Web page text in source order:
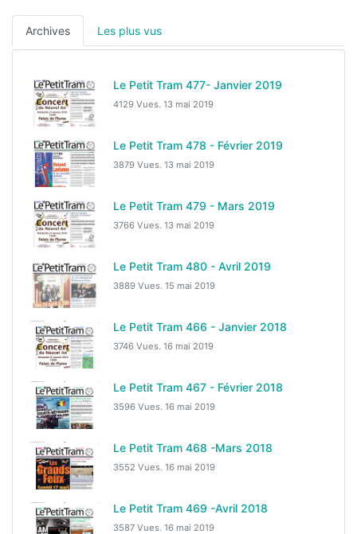
Archives Les plus vus
Le Petit Tram 477- Janvier 2019
4129 Vues. 13 mai 2019
Le Petit Tram 478 - Février 2019
3879 Vues. 13 mai 2019
Le Petit Tram 479 - Mars 2019
3766 Vues. 13 mai 2019
Le Petit Tram 480 - Avril 2019
3889 Vues. 15 mai 2019
Le Petit Tram 466 - Janvier 2018
3746 Vues. 16 mai 2019
Le Petit Tram 467 - Février 2018
3596 Vues. 16 mai 2019
Le Petit Tram 468 -Mars 2018
3552 Vues. 16 mai 2019
Le Petit Tram 469 -Avril 2018
3587 Vues. 16 mai 2019